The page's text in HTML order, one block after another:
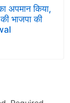
अपमान किया,
भाजपा की